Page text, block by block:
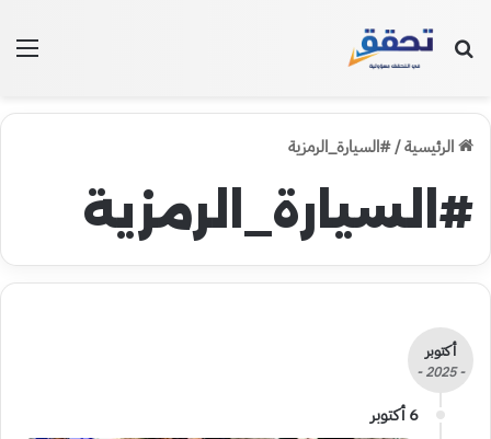
بحث عن
الرئيسية/#السيارة_الرمزية
#السيارة_الرمزية
أكتوبر
- 2025 -
6 أكتوبر